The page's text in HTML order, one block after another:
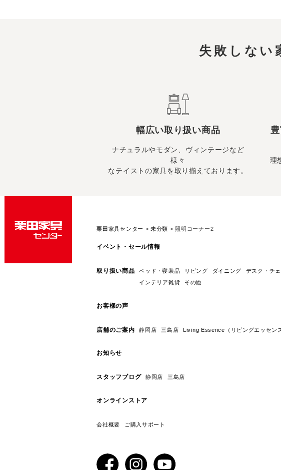
失敗しない
幅広い取り扱い商品
ナチュラルやモダン、ヴィンテージなど
様々
なテイストの家具を取り揃えております。
理
栗田家具センター >未分類 > 照明コーナー2
イベント・セール情報
取り扱い商品 ベッド・寝装品 リビング ダイニング デスク・チ
インテリア雑貨
その他
お客様の声
店舗のご案内 静岡店 三島店 Living Essence（リビングエッセン
お知らせ
スタッフブログ 静岡店 三島店
オンラインストア
会社概要 ご購入サポート